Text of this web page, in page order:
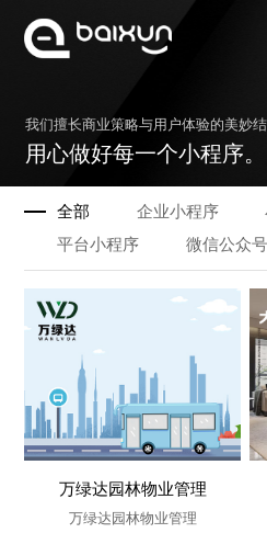
服务范围
小程序案例
解决方案
小程序资讯
联系我们
我们擅长商业策略与用户体验的美妙
用心做好每一个小程序。
全部 企业小程序
平台小程序
微信公众号
- 万绿达园林物业管理 -
万绿达园林物业管理
万绿达园林物业管理